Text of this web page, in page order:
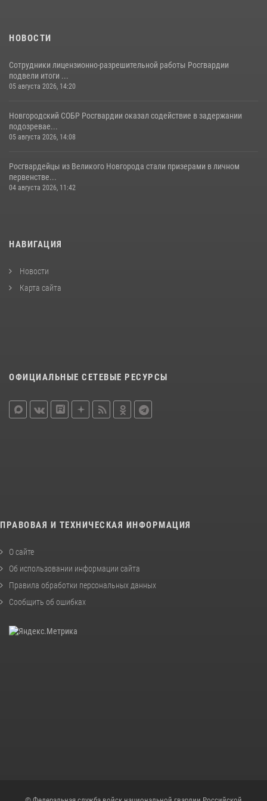
НОВОСТИ
Сотрудники лицензионно-разрешительной работы Росгвардии
подвели итоги ...
05 августа 2026, 14:20
Новгородский СОБР Росгвардии оказал содействие в задержании
подозревае...
05 августа 2026, 14:08
Росгвардейцы из Великого Новгорода стали призерами в личном
первенстве...
04 августа 2026, 11:42
НАВИГАЦИЯ
Новости
Карта сайта
ОФИЦИАЛЬНЫЕ СЕТЕВЫЕ РЕСУРСЫ
ПРАВОВАЯ И ТЕХНИЧЕСКАЯ ИНФОРМАЦИЯ
О сайте
Об использовании информации сайта
Правила обработки персональных данных
Сообщить об ошибках